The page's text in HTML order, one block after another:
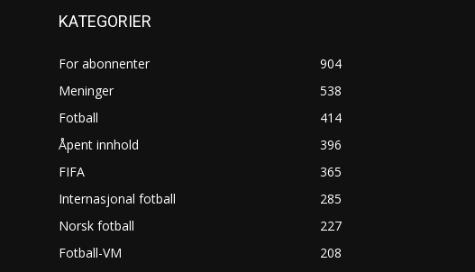
KATEGORIER
For abonnenter
904
Meninger
538
Fotball
414
Åpent innhold
396
FIFA
365
Internasjonal fotball
285
Norsk fotball
227
Fotball-VM
208